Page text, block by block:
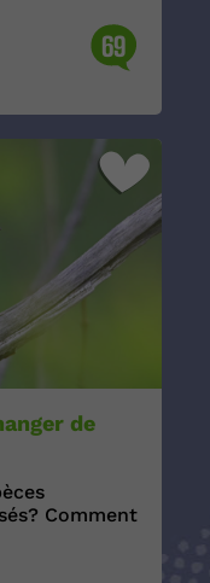
69
de
Comment